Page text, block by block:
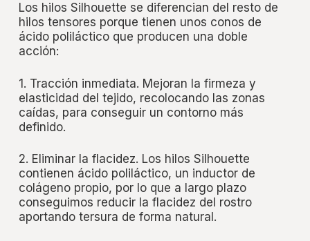
Los hilos Silhouette se diferencian del resto de
hilos tensores porque tienen unos conos de
ácido poliláctico que producen una doble
acción:
1. Tracción inmediata. Mejoran la firmeza y
elasticidad del tejido, recolocando las zonas
caídas, para conseguir un contorno más
definido.
2. Eliminar la flacidez. Los hilos Silhouette
contienen ácido poliláctico, un inductor de
colágeno propio, por lo que a largo plazo
conseguimos reducir la flacidez del rostro
aportando tersura de forma natural.